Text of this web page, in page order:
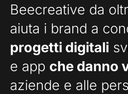
Beecreative da
aiuta i brand a
progetti digitali
e app che danno
aziende e alle